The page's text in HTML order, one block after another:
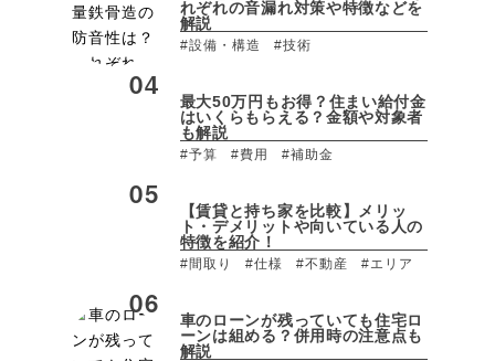
れぞれの音漏れ対策や特徴などを
解説
#設備・構造 #技術
最大50万円もお得？住まい給付金
はいくらもらえる？金額や対象者
も解説
#予算 #費用 #補助金
【賃貸と持ち家を比較】メリッ
ト・デメリットや向いている人の
特徴を紹介！
#間取り #仕様 #不動産 #エリア
車のローンが残っていても住宅ロ
ーンは組める？併用時の注意点も
解説